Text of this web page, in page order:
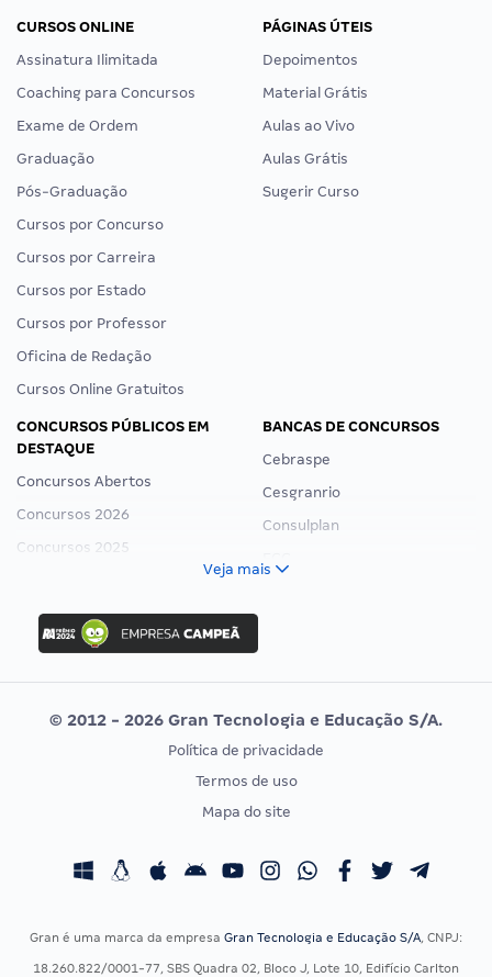
CURSOS ONLINE
Assinatura Ilimitada
Coaching para Concursos
Exame de Ordem
Graduação
Pós-Graduação
Cursos por Concurso
Cursos por Carreira
Cursos por Estado
Cursos por Professor
Oficina de Redação
Cursos Online Gratuitos
PÁGINAS ÚTEIS
Depoimentos
Material Grátis
Aulas ao Vivo
Aulas Grátis
Sugerir Curso
CONCURSOS PÚBLICOS EM
DESTAQUE
Concursos Abertos
Concursos 2026
Concursos 2025
Concurso Ibama
Concurso MPU
Editais publicados
BANCAS DE CONCURSOS
Cebraspe
Cesgranrio
Consulplan
Vunesp
CONCURSOS POR PROFISSÃO
Concursos Fiscais
EXAME DE ORDEM
Calendário OAB
Veja mais
© 2012 - 2026 Gran Tecnologia e Educação S/A.
Política de privacidade
Termos de uso
Mapa do site
Gran é uma marca da empresa Gran Tecnologia e Educação S/A, CNPJ:
18.260.822/0001-77, SBS Quadra 02, Bloco J, Lote 10, Edifício Carlton